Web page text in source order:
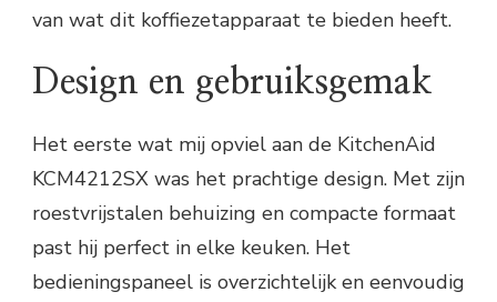
van wat dit koffiezetapparaat te bieden heeft.
Design en gebruiksgemak
Het eerste wat mij opviel aan de KitchenAid
KCM4212SX was het prachtige design. Met zijn
roestvrijstalen behuizing en compacte formaat
past hij perfect in elke keuken. Het
bedieningspaneel is overzichtelijk en eenvoudig